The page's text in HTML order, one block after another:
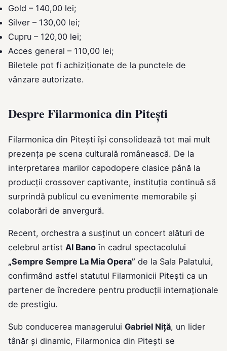
Gold – 140,00 lei;
Silver – 130,00 lei;
Cupru – 120,00 lei;
Acces general – 110,00 lei;
Biletele pot fi achiziționate de la punctele de
vânzare autorizate.
Despre Filarmonica din Pitești
Filarmonica din Pitești își consolidează tot mai mult
prezența pe scena culturală românească. De la
interpretarea marilor capodopere clasice până la
producții crossover captivante, instituția continuă să
surprindă publicul cu evenimente memorabile și
colaborări de anvergură.
Recent, orchestra a susținut un concert alături de
celebrul artist Al Bano în cadrul spectacolului
„Sempre Sempre La Mia Opera” de la Sala Palatului,
confirmând astfel statutul Filarmonicii Pitești ca un
partener de încredere pentru producții internaționale
de prestigiu.
Sub conducerea managerului Gabriel Niță, un lider
tânăr și dinamic, Filarmonica din Pitești se